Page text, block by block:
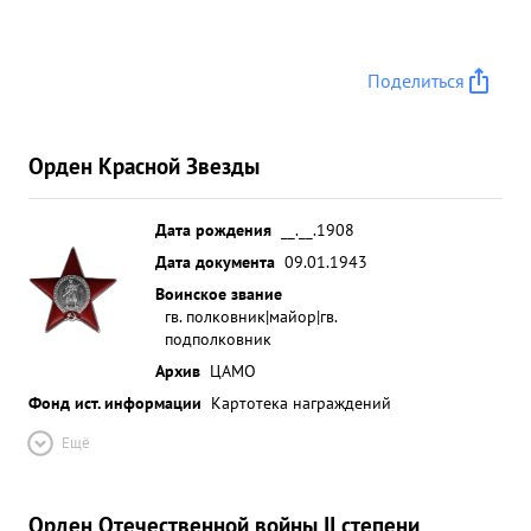
Поделиться
Орден Красной Звезды
Дата рождения
__.__.1908
Дата документа 09.01.1943
Воинское звание
гв. полковник|майор|гв.
подполковник
Архив ЦАМО
Фонд ист. информации Картотека награждений
Ещё
Орден Отечественной войны II степени